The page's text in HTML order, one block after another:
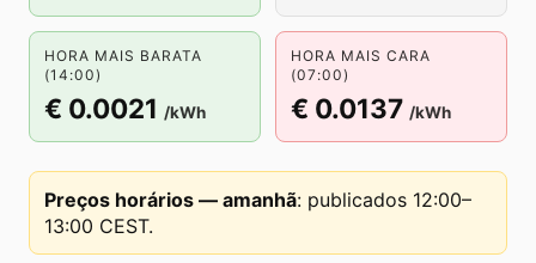
HORA MAIS BARATA
(14:00)
€ 0.0021 /kWh
HORA MAIS CARA
(07:00)
€ 0.0137 /kWh
Preços horários — amanhã: publicados 12:00–
13:00 CEST.